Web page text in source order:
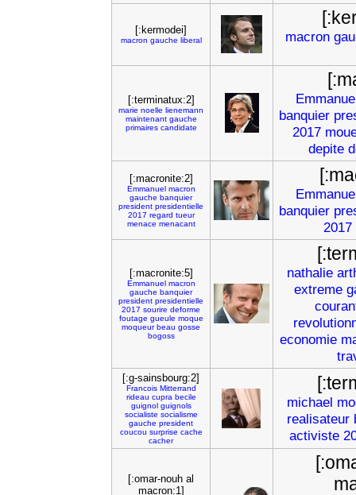
[:kermodei]
macron gauche liberal macron
[:terminatux:2]
marie noelle lienemann
maintenant gauche
primaires candidate
banquier
2017
depite
[:macronite:2]
Emmanuel macron
gauche banquier
president presidentielle
2017 regard tueur
menace menacant
banquier
2017
[:macronite:5]
Emmanuel macron
gauche banquier
president presidentielle
2017 sourire deforme
foutage gueule moque
moqueur beau gosse
bogoss
nathalie
extreme
economie
[:g-sainsbourg:2]
Francois Mitterrand
rideau cupra becile
guignol guignols
socialiste socialisme
gauche president
coucou surprise cache
cacher
michael
realisateur
activiste
[:omar-nouh al
macron:1]